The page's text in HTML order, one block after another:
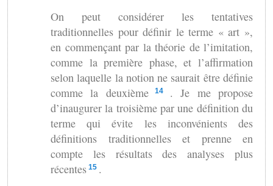
On peut considérer les tentatives
traditionnelles pour définir le terme « art »,
en commençant par la théorie de l’imitation,
comme la première phase, et l’affirmation
selon laquelle la notion ne saurait être définie
comme la deuxième 14 . Je me propose
d’inaugurer la troisième par une définition du
terme qui évite les inconvénients des
définitions traditionnelles et prenne en
compte les résultats des analyses plus
récentes 15 .